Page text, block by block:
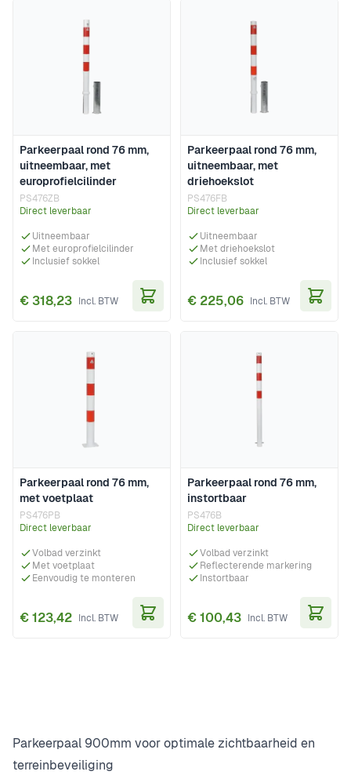
Parkeerpaal rond 76 mm,
uitneembaar, met
europrofielcilinder
PS476ZB
Direct leverbaar
Uitneembaar
Met europrofielcilinder
Inclusief sokkel
€ 318,23
Parkeerpaal rond 76 mm,
uitneembaar, met
driehoekslot
PS476FB
Direct leverbaar
Uitneembaar
Met driehoekslot
Inclusief sokkel
€ 225,06
Parkeerpaal rond 76 mm,
met voetplaat
PS476PB
Direct leverbaar
Volbad verzinkt
Met voetplaat
Eenvoudig te monteren
€ 123,42
Parkeerpaal rond 76 mm,
instortbaar
PS476B
Direct leverbaar
Volbad verzinkt
Reflecterende markering
Instortbaar
€ 100,43
Parkeerpaal 900mm voor optimale zichtbaarheid en
terreinbeveiliging